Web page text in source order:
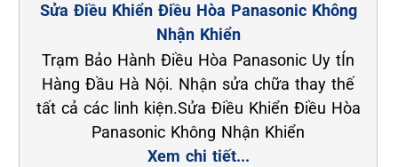
Sửa Điều Khiển Điều Hòa Panasonic Không
Nhận Khiển
Trạm Bảo Hành Điều Hòa Panasonic Uy tÍn
Hàng Đầu Hà Nội. Nhận sửa chữa thay thế
tất cả các linh kiện.Sửa Điều Khiển Điều Hòa
Panasonic Không Nhận Khiển
Xem chi tiết...